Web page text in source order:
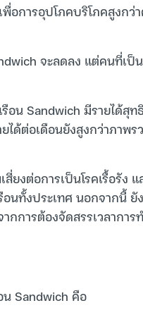
พื่อการอุปโภคบริโภคสูงก
จะลดลง แต่คนที่เป็
อน Sandwich มีรายได้สุ
ด้ต่อเดือนยังสูงกว่าภาพร
งต่อการเป็นโรคเรื้อรัง
อนทั้งประเทศ นอกจากนี้
การต้องจัดสรรเวลาการ
น Sandwich คือ